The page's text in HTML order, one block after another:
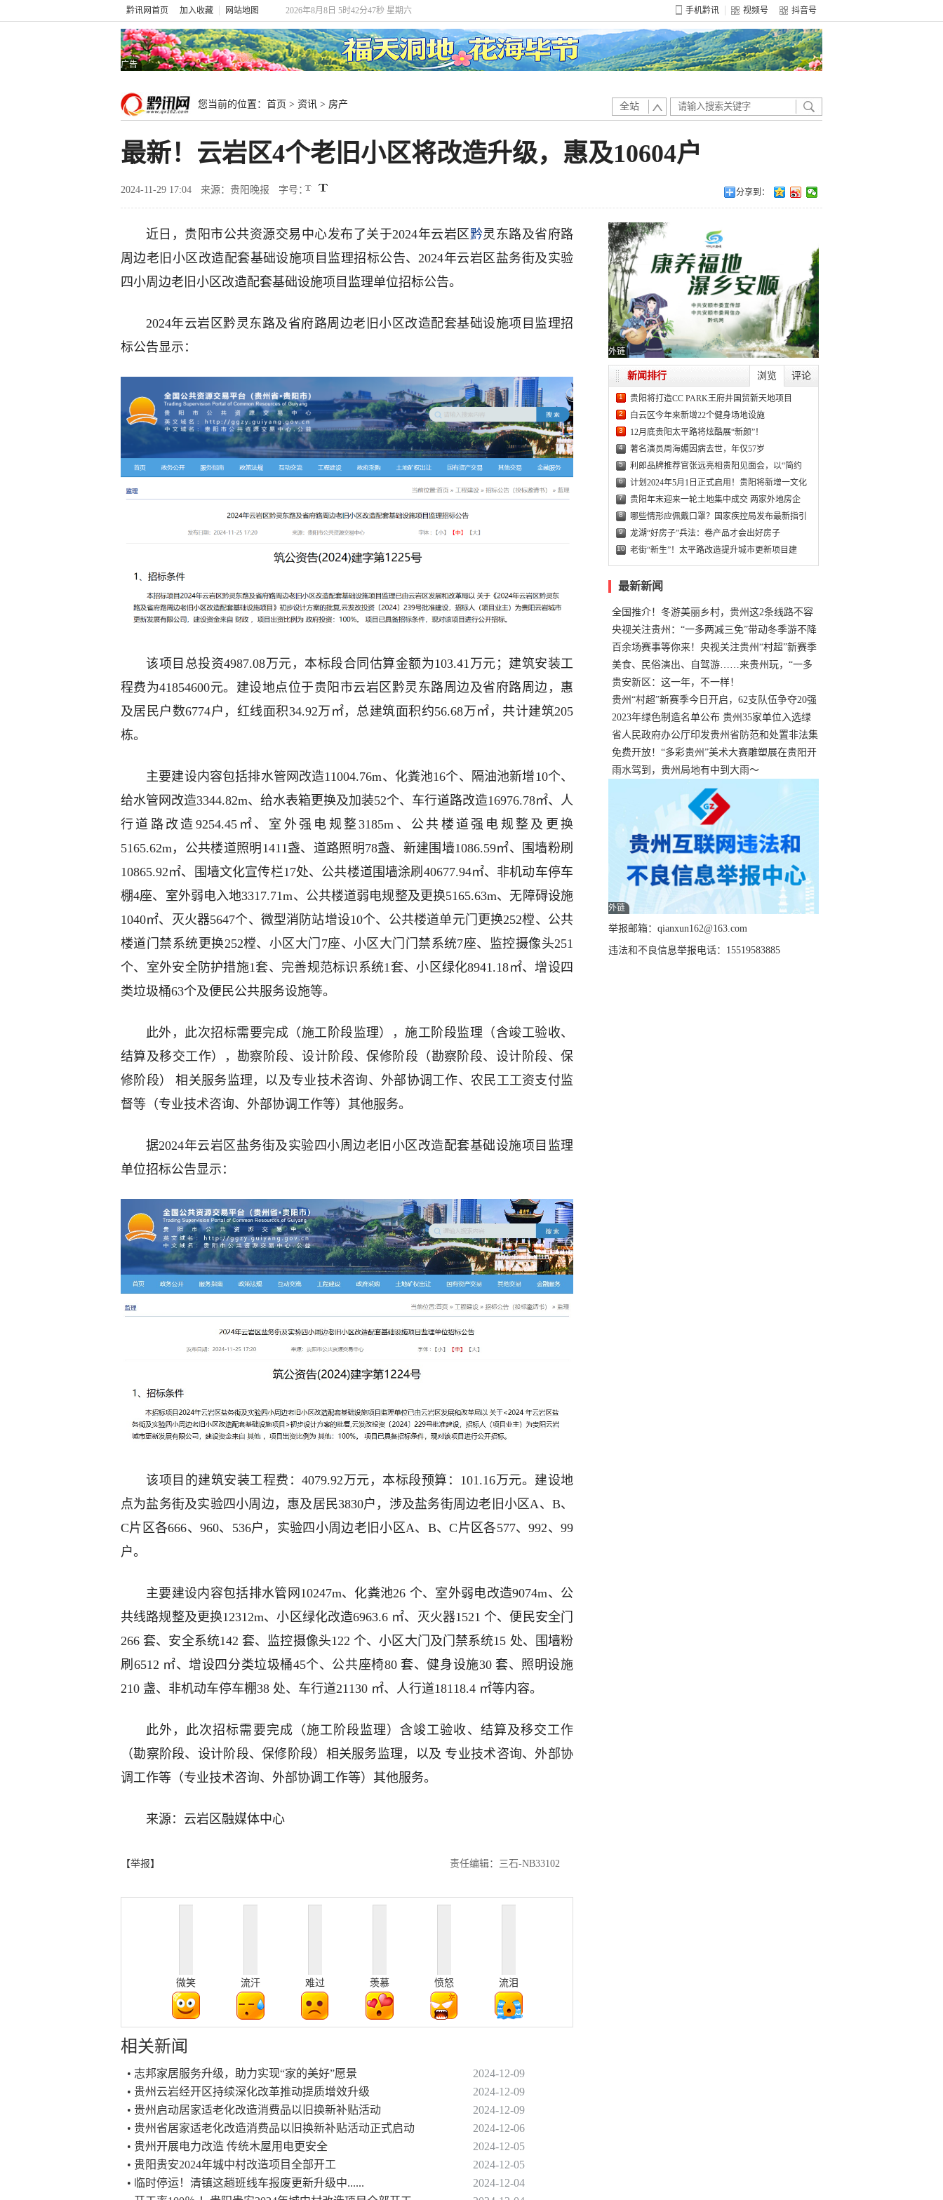
黔讯网首页 加入收藏 网站地图 2026年8月8日 5时42分48秒 星期六 手机黔讯 视频号 抖音号
广告
您当前的位置： 首页 > 资讯 > 房产 全站
最新！云岩区4个老旧小区将改造升级，惠及10604户
2024-11-29 17:04 来源：贵阳晚报 字号： 分享到：
近日，贵阳市公共资源交易中心发布了关于2024年云岩区黔灵东路及省府路
周边老旧小区改造配套基础设施项目监理招标公告、2024年云岩区盐务街及实验
四小周边老旧小区改造配套基础设施项目监理单位招标公告。
2024年云岩区黔灵东路及省府路周边老旧小区改造配套基础设施项目监理招
标公告显示：
该项目总投资4987.08万元，本标段合同估算金额为103.41万元；建筑安装工
程费为41854600元。建设地点位于贵阳市云岩区黔灵东路周边及省府路周边，惠
及居民户数6774户，红线面积34.92万㎡，总建筑面积约56.68万㎡，共计建筑205
栋。
主要建设内容包括排水管网改造11004.76m、化粪池16个、隔油池新增10个、
给水管网改造3344.82m、给水表箱更换及加装52个、车行道路改造16976.78㎡、人
行道路改造9254.45㎡、室外强电规整3185m、公共楼道强电规整及更换
5165.62m，公共楼道照明1411盏、道路照明78盏、新建围墙1086.59㎡、围墙粉刷
10865.92㎡、围墙文化宣传栏17处、公共楼道围墙涂刷40677.94㎡、非机动车停车
棚4座、室外弱电入地3317.71m、公共楼道弱电规整及更换5165.63m、无障碍设施
1040㎡、灭火器5647个、微型消防站增设10个、公共楼道单元门更换252樘、公共
楼道门禁系统更换252樘、小区大门7座、小区大门门禁系统7座、监控摄像头251
个、室外安全防护措施1套、完善规范标识系统1套、小区绿化8941.18㎡、增设四
类垃圾桶63个及便民公共服务设施等。
此外，此次招标需要完成（施工阶段监理），施工阶段监理（含竣工验收、
结算及移交工作），勘察阶段、设计阶段、保修阶段（勘察阶段、设计阶段、保
修阶段） 相关服务监理，以及专业技术咨询、外部协调工作、农民工工资支付监
督等（专业技术咨询、外部协调工作等）其他服务。
据2024年云岩区盐务街及实验四小周边老旧小区改造配套基础设施项目监理
单位招标公告显示：
该项目的建筑安装工程费：4079.92万元，本标段预算：101.16万元。建设地
点为盐务街及实验四小周边，惠及居民3830户，涉及盐务街周边老旧小区A、B、
C片区各666、960、536户，实验四小周边老旧小区A、B、C片区各577、992、99
户。
主要建设内容包括排水管网10247m、化粪池26 个、室外弱电改造9074m、公
共线路规整及更换12312m、小区绿化改造6963.6 ㎡、灭火器1521 个、便民安全门
266 套、安全系统142 套、监控摄像头122 个、小区大门及门禁系统15 处、围墙粉
刷6512 ㎡、增设四分类垃圾桶45个、公共座椅80 套、健身设施30 套、照明设施
210 盏、非机动车停车棚38 处、车行道21130 ㎡、人行道18118.4 ㎡等内容。
此外，此次招标需要完成（施工阶段监理）含竣工验收、结算及移交工作
（勘察阶段、设计阶段、保修阶段）相关服务监理，以及 专业技术咨询、外部协
调工作等（专业技术咨询、外部协调工作等）其他服务。
来源：云岩区融媒体中心
【举报】 责任编辑：三石-NB33102
微笑 流汗 难过 羡慕 愤怒 流泪
相关新闻
• 志邦家居服务升级，助力实现“家的美好”愿景
2024-12-09
• 贵州云岩经开区持续深化改革推动提质增效升级
2024-12-09
• 贵州启动居家适老化改造消费品以旧换新补贴活动
2024-12-09
• 贵州省居家适老化改造消费品以旧换新补贴活动正式启动
2024-12-06
• 贵州开展电力改造 传统木屋用电更安全
2024-12-05
• 贵阳贵安2024年城中村改造项目全部开工
2024-12-05
• 临时停运！清镇这趟班线车报废更新升级中......
2024-12-04
外链
浏览 评论
新闻排行
1 贵阳将打造CC PARK王府井国贸新天地项目
2 白云区今年来新增22个健身场地设施
3 12月底贵阳太平路将炫酷展“新颜”！
4 著名演员周海媚因病去世，年仅57岁
5 利郎品牌推荐官张远亮相贵阳见面会，以“简约
6 计划2024年5月1日正式启用！贵阳将新增一文化
7 贵阳年末迎来一轮土地集中成交 两家外地房企
8 哪些情形应佩戴口罩？国家疾控局发布最新指引
9 龙湖“好房子”兵法：卷产品才会出好房子
10 老街“新生”！太平路改造提升城市更新项目建
最新新闻
全国推介！冬游美丽乡村，贵州这2条线路不容
错过
央视关注贵州：“一多两减三免”带动冬季游不降
温
百余场赛事等你来！央视关注贵州“村超”新赛季
正式“打响”
美食、民俗演出、自驾游……来贵州玩，“一多
两减三免”！
贵安新区：这一年，不一样！
贵州“村超”新赛季今日开启，62支队伍争夺20强
名额
2023年绿色制造名单公布 贵州35家单位入选绿
色工厂
省人民政府办公厅印发贵州省防范和处置非法集
资工作实施细则
免费开放！“多彩贵州”美术大赛雕塑展在贵阳开
展，持续至1月19日
雨水驾到，贵州局地有中到大雨～
外链
举报邮箱：qianxun162@163.com
违法和不良信息举报电话：15519583885